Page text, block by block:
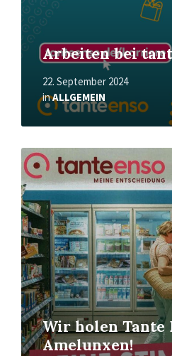
Arbeiten bei
22. September 2024
inALLGEMEIN
Wir holen Tante
Amelunxen!
Mehr
erfahren